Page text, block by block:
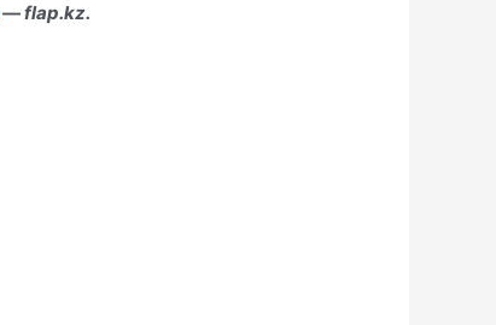
— flap.kz.